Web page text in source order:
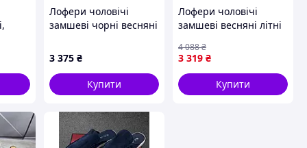
Лофери чоловічі
замшеві чорні весняні
ч/з | Стильні чорні
чоловічі замшеві туфлі
лофери
3 375 ₴
Купити
Лофери чоловічі
замшеві весняні літні
Sellia
3 319 ₴
4 088₴
Купити